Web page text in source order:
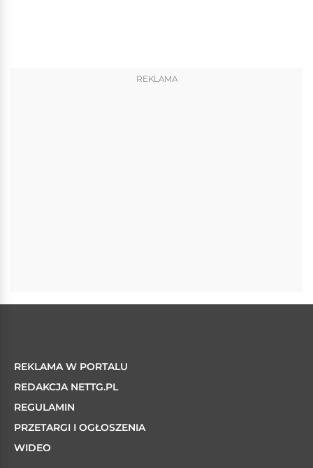
REKLAMA
REKLAMA W PORTALU
REDAKCJA NETTG.PL
REGULAMIN
PRZETARGI I OGŁOSZENIA
WIDEO